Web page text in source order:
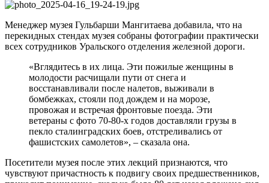
Менеджер музея Гульбарши Мангитаева добавила, что на
перекидных стендах музея собраны фотографии практически
всех сотрудников Уральского отделения железной дороги.
«Вглядитесь в их лица. Эти пожилые женщины в
молодости расчищали пути от снега и
восстанавливали после налетов, выживали в
бомбежках, стояли под дождем и на морозе,
провожая и встречая фронтовые поезда. Эти
ветераны с фото 70-80-х годов доставляли грузы в
пекло сталинградских боев, отстреливались от
фашистских самолетов», – сказала она.
Посетители музея после этих лекций признаются, что
чувствуют причастность к подвигу своих предшественников,